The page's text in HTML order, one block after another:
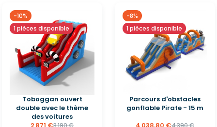
-10%
1 pièces disponible
Toboggan ouvert
double avec le thème
des voitures
3 190 €
-8%
1 pièces disponible
Parcours d'obstacles
gonflable Pirate - 15 m
4 390 €